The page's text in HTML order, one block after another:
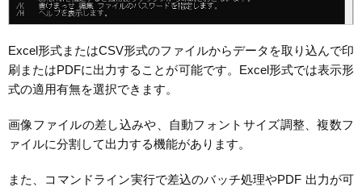
Excel形式またはCSV形式のファイルからデータを取り込んで印
刷またはPDFに出力することが可能です。Excel形式では表示形
式の適用有無を選択できます。
画像ファイルの差し込みや、自動フォントサイズ調整、複数フ
ァイルに分割して出力する機能があります。
また、コマンドライン実行で差込のバッチ処理やPDF 出力が可